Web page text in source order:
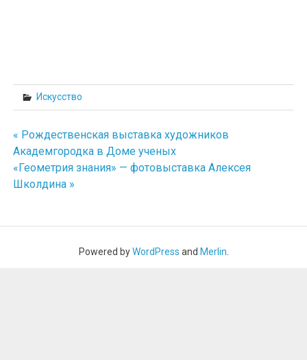
Искусство
Навигация
по
« Рождественская выставка художников
Академгородка в Доме ученых
«Геометрия знания» — фотовыставка Алексея
Школдина »
Powered byWordPress and Merlin